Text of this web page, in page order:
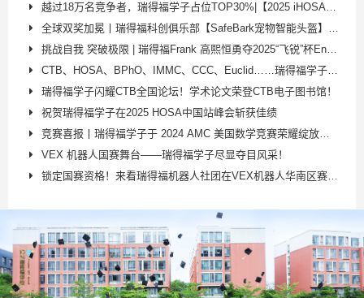
越过18万名竞争者，瑞得福学子占位TOP30%|【2025 iHOSA全球站】再攀高峰！
全球双奖加冕丨瑞得福科创俱乐部【SafeBark宠物智能头盔】斩获日内瓦发明展金奖！​
挑战自我 突破极限 | 瑞得福Frank 高熙恒勇夺2025“飞锐”杯Enduro耐力赛季军！
CTB、HOSA、BPhO、IMMC、CCC、Euclid……瑞得福学子在国际学术赛场连创巅峰！
瑞得福学子闪耀CTB全国论坛！学术论文荣登CTB电子图书馆！
祝贺瑞得福学子在2025 HOSA中国站峰会斩获佳绩
竞赛喜报丨瑞得福学子于 2024 AMC 美国数学竞赛荣耀绽放，佳绩斐然！
VEX 机器人国赛舞台——瑞得福学子尽显夺目风采！
锁定国赛资格！来看瑞得福机器人社团在VEX机器人华南区赛上的精彩表现！